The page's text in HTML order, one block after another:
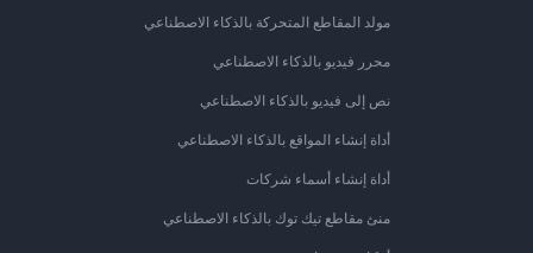
مولد المقاطع المتحركة بالذكاء الاصطناعي
محرر فيديو بالذكاء الاصطناعي
نص إلى فيديو بالذكاء الاصطناعي
أداة إنشاء المواقع بالذكاء الاصطناعي
أداة إنشاء أسماء شركات
منئ مقاطع تيك توك بالذكاء الاصطناعي